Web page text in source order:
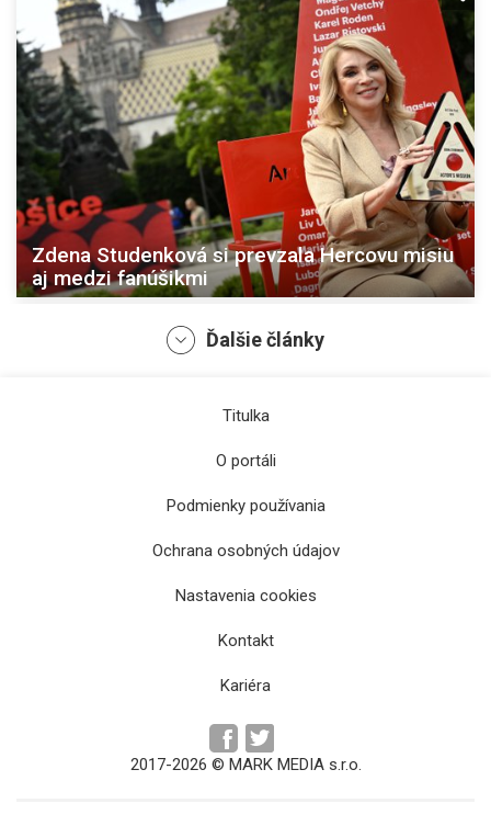
Zdena Studenková si prevzala Hercovu misiu
aj medzi fanúšikmi
Otvárací ceremoniál Art Film Festu priniesol
aj spomienku na Milana Lasicu
Ďalšie články
Titulka
O portáli
Podmienky používania
Ochrana osobných údajov
Nastavenia cookies
Kontakt
Kariéra
2017-2026 © MARK MEDIA s.r.o.